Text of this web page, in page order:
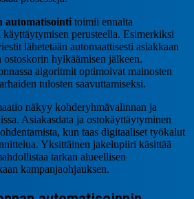
automatisointi toimii ennalta
perusteella. Esimerkiksi
lähetetään automaattisesti asiakkaan
hylkäämisen jälkeen.
algoritmit optimoivat mainosten
tulosten saavuttamiseksi.
näkyy kohderyhmävalinnan ja
Asiakasdata ja ostokäyttäytyminen
kun taas digitaaliset työkalut
Yksittäinen jakelupiiri käsittää
tarkan alueellisen
kampanjaohjauksen.